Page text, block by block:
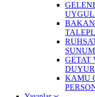
GETAT
KAMU